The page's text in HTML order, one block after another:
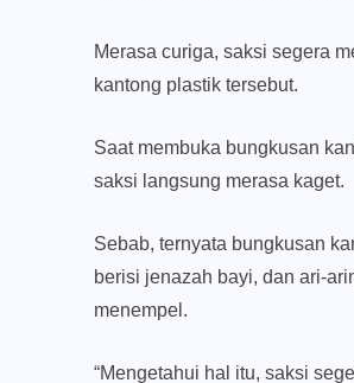
Merasa curiga, saksi segera
kantong plastik tersebut.
Saat membuka bungkusan
saksi langsung merasa kaget.
Sebab, ternyata bungkusan
berisi jenazah bayi, dan ari-
menempel.
“Mengetahui hal itu, saksi